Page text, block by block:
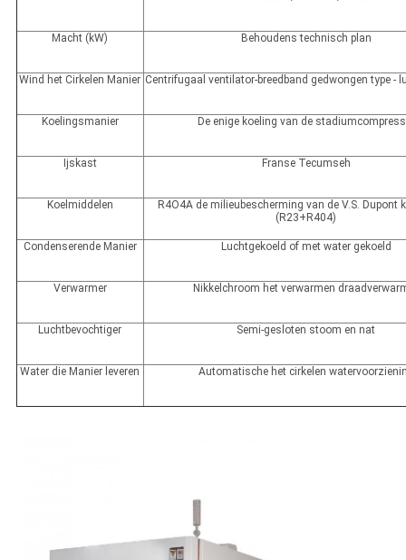
Macht (kW) Behoudens technisch plan
Wind het Cirkelen Manier Centrifugaal ventilator-breedband gedwongen type -
Koelingsmanier De enige koeling van de
Ijskast Franse Tecumseh
Koelmiddelen
R4O4A de milieubescherming van de V.S. Dupont
(R23+R404)
Condenserende Manier Luchtgekoeld of met water gekoeld
Verwarmer Nikkelchroom het verwarmen
Luchtbevochtiger Semi-gesloten stoom en nat
Water die Manier leveren Automatische het cirkelen